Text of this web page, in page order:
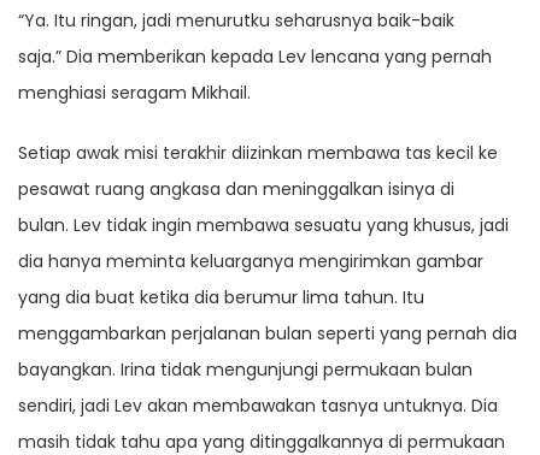
“Ya. Itu ringan, jadi menurutku seharusnya baik-baik
saja.” Dia memberikan kepada Lev lencana yang pernah
menghiasi seragam Mikhail.
Setiap awak misi terakhir diizinkan membawa tas kecil ke
pesawat ruang angkasa dan meninggalkan isinya di
bulan. Lev tidak ingin membawa sesuatu yang khusus, jadi
dia hanya meminta keluarganya mengirimkan gambar
yang dia buat ketika dia berumur lima tahun. Itu
menggambarkan perjalanan bulan seperti yang pernah dia
bayangkan. Irina tidak mengunjungi permukaan bulan
sendiri, jadi Lev akan membawakan tasnya untuknya. Dia
masih tidak tahu apa yang ditinggalkannya di permukaan